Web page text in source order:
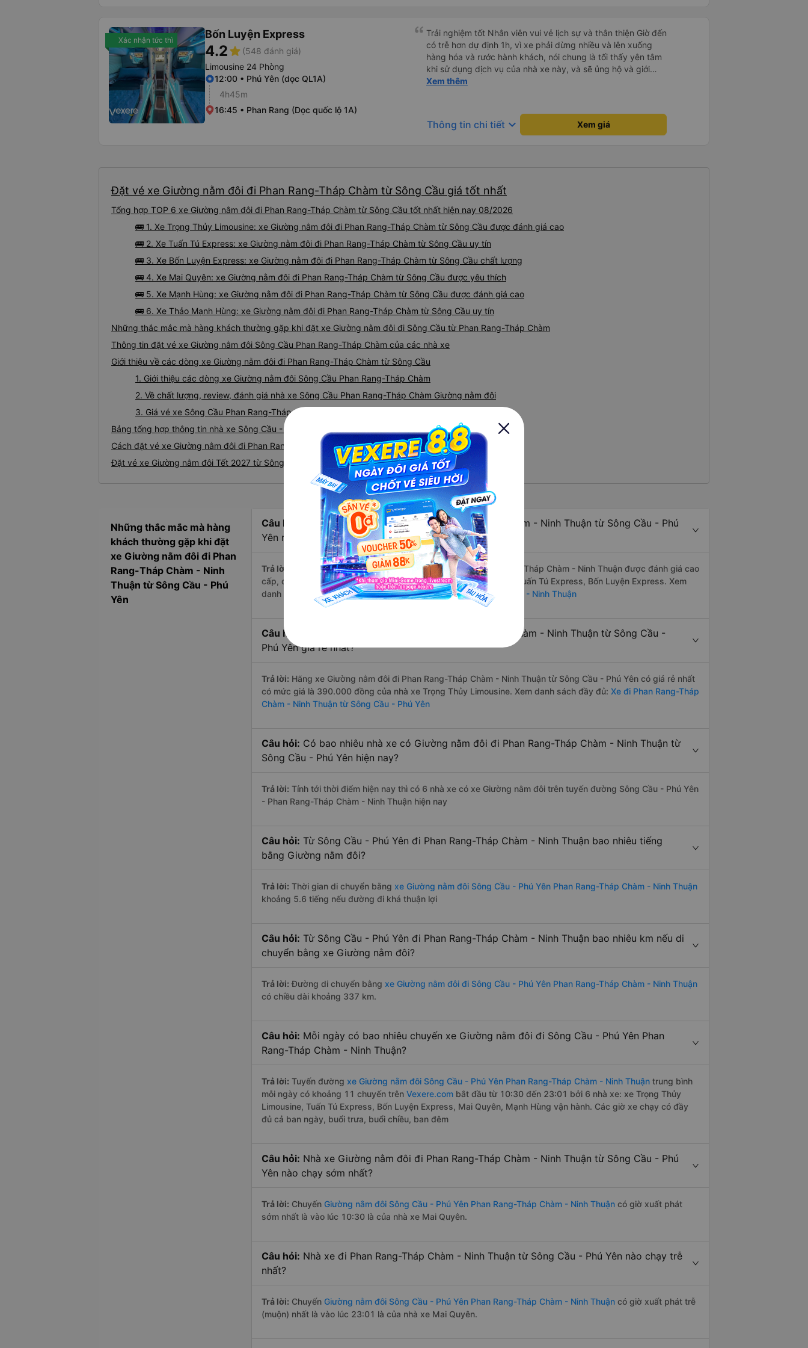
thường xuyên theo lịch trình, đặc biệt là vì tôi dự định sẽ đi
tuyến đường này một lần nữa vào tuần tới.
toàn hơn. Một Chuyến xe được biết thêm nhiều câu chuyện
mới. Cảm ơn nhà xe đã giúp đỡ
Xác nhận tức thì Bốn Luyện Express
4.2star (548 đánh giá)
Limousine 24 Phòng
12:00 • Phú Yên (dọc QL1A)
4h45m
16:45 • Phan Rang (Dọc quốc lộ 1A)
Trải nghiệm tốt Nhân viên vui vẻ lịch sự và thân thiện Giờ đến
có trễ hơn dự định 1h, vì xe phải dừng nhiều và lên xuống
hàng hóa và rước hành khách, nói chung là tối thấy yên tâm
khi sử dụng dịch vụ của nhà xe này, và sẽ ủng hộ và giới
thiệu cho người thân sử dụng dịch vụ của nhà xe này
Xem thêm
Thông tin chi tiết keyboard_arrow_down Xem giá
Đặt vé xe Giường nằm đôi đi Phan Rang-Tháp Chàm từ Sông Cầu giá tốt nhất
Tổng hợp TOP 6 xe Giường nằm đôi đi Phan Rang-Tháp Chàm từ Sông Cầu tốt nhất hiện nay 08/2026
🚌 1. Xe Trọng Thủy Limousine: xe Giường nằm đôi đi Phan Rang-Tháp Chàm từ Sông Cầu được đánh giá cao
🚌 2. Xe Tuấn Tú Express: xe Giường nằm đôi đi Phan Rang-Tháp Chàm từ Sông Cầu uy tín
🚌 3. Xe Bốn Luyện Express: xe Giường nằm đôi đi Phan Rang-Tháp Chàm từ Sông Cầu chất lượng
🚌 4. Xe Mai Quyên: xe Giường nằm đôi đi Phan Rang-Tháp Chàm từ Sông Cầu được yêu thích
🚌 5. Xe Mạnh Hùng: xe Giường nằm đôi đi Phan Rang-Tháp Chàm từ Sông Cầu được đánh giá cao
🚌 6. Xe Thảo Mạnh Hùng: xe Giường nằm đôi đi Phan Rang-Tháp Chàm từ Sông Cầu uy tín
Những thắc mắc mà hàng khách thường gặp khi đặt xe Giường nằm đôi đi Sông Cầu từ Phan Rang-Tháp Chàm
Thông tin đặt vé xe Giường nằm đôi Sông Cầu Phan Rang-Tháp Chàm của các nhà xe
Giới thiệu về các dòng xe Giường nằm đôi đi Phan Rang-Tháp Chàm từ Sông Cầu
1. Giới thiệu các dòng xe Giường nằm đôi Sông Cầu Phan Rang-Tháp Chàm
2. Về chất lượng, review, đánh giá nhà xe Sông Cầu Phan Rang-Tháp Chàm Giường nằm đôi
3. Giá vé xe Sông Cầu Phan Rang-Tháp Chàm
Bảng tổng hợp thông tin nhà xe Sông Cầu - Phan Rang-Tháp Chàm
Cách đặt vé xe Giường nằm đôi đi Phan Rang-Tháp Chàm từ Sông Cầu nhanh và uy tín nhất
Đặt vé xe Giường nằm đôi Tết 2027 từ Sông Cầu đi Phan Rang-Tháp Chàm
Những thắc mắc mà hàng
khách thường gặp khi đặt
xe Giường nằm đôi đi Phan
Rang-Tháp Chàm - Ninh
Thuận từ Sông Cầu - Phú
Yên
Câu hỏi:
Nhà xe Giường nằm đôi đi Phan Rang-Tháp Chàm - Ninh Thuận từ Sông Cầu - Phú
Yên nào được đánh giá cao cấp, chất lượng tốt nhất?
Trả lời:
Nhà xe Giường nằm đôi đi Sông Cầu - Phú Yên Phan Rang-Tháp Chàm - Ninh Thuận được đánh giá cao
cấp, chất lượng tốt nhất là những nhà xe Trọng Thủy Limousine, Tuấn Tú Express, Bốn Luyện Express. Xem
danh sách đầy đủ:Xe Sông Cầu - Phú Yên Phan Rang-Tháp Chàm - Ninh Thuận
Câu hỏi:
Hãng Xe Giường nằm đôi đi Phan Rang-Tháp Chàm - Ninh Thuận từ Sông Cầu -
Phú Yên giá rẻ nhất?
Trả lời: Hãng xe Giường nằm đôi đi Phan Rang-Tháp Chàm - Ninh Thuận từ Sông Cầu - Phú Yên có giá rẻ nhất
có mức giá là 390.000 đồng của nhà xe Trọng Thủy Limousine. Xem danh sách đầy đủ: Xe đi Phan Rang-Tháp
Chàm - Ninh Thuận từ Sông Cầu - Phú Yên
Câu hỏi: Có bao nhiêu nhà xe có Giường nằm đôi đi Phan Rang-Tháp Chàm - Ninh Thuận từ
Sông Cầu - Phú Yên hiện nay?
Trả lời: Tính tới thời điểm hiện nay thì có 6 nhà xe có xe Giường nằm đôi trên tuyến đường Sông Cầu - Phú Yên
- Phan Rang-Tháp Chàm - Ninh Thuận hiện nay
Câu hỏi: Từ Sông Cầu - Phú Yên đi Phan Rang-Tháp Chàm - Ninh Thuận bao nhiêu tiếng
bằng Giường nằm đôi?
Trả lời: Thời gian di chuyển bằng xe Giường nằm đôi Sông Cầu - Phú Yên Phan Rang-Tháp Chàm - Ninh Thuận
khoảng 5.6 tiếng nếu đường đi khá thuận lợi
Câu hỏi: Từ Sông Cầu - Phú Yên đi Phan Rang-Tháp Chàm - Ninh Thuận bao nhiêu km nếu di
chuyển bằng xe Giường nằm đôi?
Trả lời: Đường di chuyển bằng xe Giường nằm đôi đi Sông Cầu - Phú Yên Phan Rang-Tháp Chàm - Ninh Thuận
có chiều dài khoảng 337 km.
Câu hỏi: Mỗi ngày có bao nhiêu chuyến xe Giường nằm đôi đi Sông Cầu - Phú Yên Phan
Rang-Tháp Chàm - Ninh Thuận?
Trả lời: Tuyến đường xe Giường nằm đôi Sông Cầu - Phú Yên Phan Rang-Tháp Chàm - Ninh Thuận trung bình
mỗi ngày có khoảng 11 chuyến trên Vexere.com bắt đầu từ 10:30 đến 23:01 bởi 6 nhà xe: xe Trọng Thủy
Limousine, Tuấn Tú Express, Bốn Luyện Express, Mai Quyên, Mạnh Hùng vận hành. Các giờ xe chạy có đầy
đủ cả ban ngày, buổi trưa, buổi chiều, ban đêm
Câu hỏi: Nhà xe Giường nằm đôi đi Phan Rang-Tháp Chàm - Ninh Thuận từ Sông Cầu - Phú
Yên nào chạy sớm nhất?
Trả lời: Chuyến Giường nằm đôi Sông Cầu - Phú Yên Phan Rang-Tháp Chàm - Ninh Thuận có giờ xuất phát
sớm nhất là vào lúc 10:30 là của nhà xe Mai Quyên.
Câu hỏi: Nhà xe đi Phan Rang-Tháp Chàm - Ninh Thuận từ Sông Cầu - Phú Yên nào chạy trễ
nhất?
Trả lời: Chuyến Giường nằm đôi Sông Cầu - Phú Yên Phan Rang-Tháp Chàm - Ninh Thuận có giờ xuất phát trễ
(muộn) nhất là vào lúc 23:01 là của nhà xe Mai Quyên.